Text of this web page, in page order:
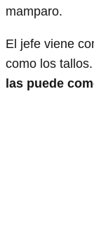
mamparo.
El jefe viene
como los tallos.
las puede